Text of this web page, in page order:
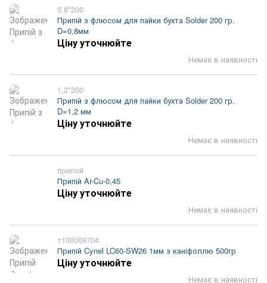
0,8*200
Припій з флюсом для пайки бухта Solder 200 гр.
D=0,8мм
Немає в наявності
Ціну уточнюйте
1,2*200
Припій з флюсом для пайки бухта Solder 200 гр.
D=1,2 мм
Немає в наявності
Ціну уточнюйте
припой
Припій Ar-Cu-0,45
Немає в наявності
Ціну уточнюйте
т100069704
Припій Cynel LC60-SW26 1мм з каніфоллю 500гр
Немає в наявності
Ціну уточнюйте